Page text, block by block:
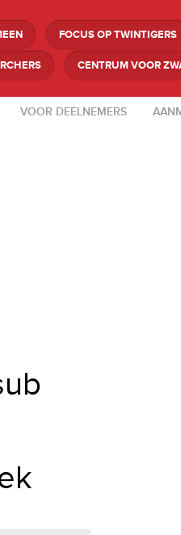
FOCUS OP TWINTIGERS
CENTRUM VOOR
VOOR DEELNEMERS